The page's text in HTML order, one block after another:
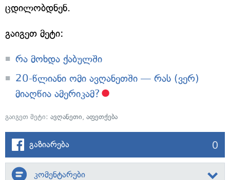
ცდილობდნენ.
გაიგეთ მეტი:
რა მოხდა ქაბულში
20-წლიანი ომი ავღანეთში — რას (ვერ)
მიაღწია ამერიკამ?
გაიგეთ მეტი: ავღანეთი, აფეთქება
გაზიარება 0
კომენტარები